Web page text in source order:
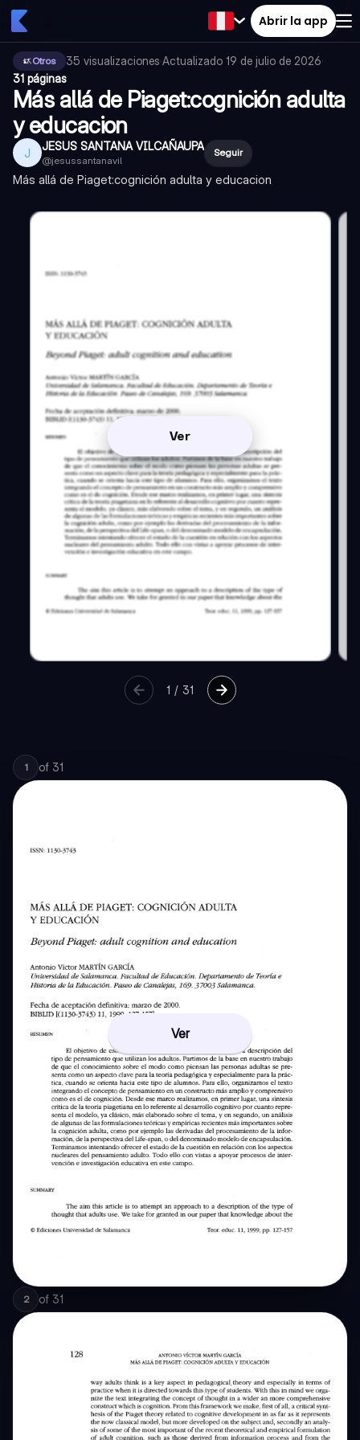
Abrir la app
Otros 35 visualizaciones·Actualizado 19 de julio de 2026·
31 páginas
Más allá de Piaget:cognición adulta
y educacion
J JESUS SANTANA VILCAÑAUPA
@jesussantanavil
Seguir
Más allá de Piaget:cognición adulta y educacion
Ver
1 / 31
1 of 31
Ver
2 of 31